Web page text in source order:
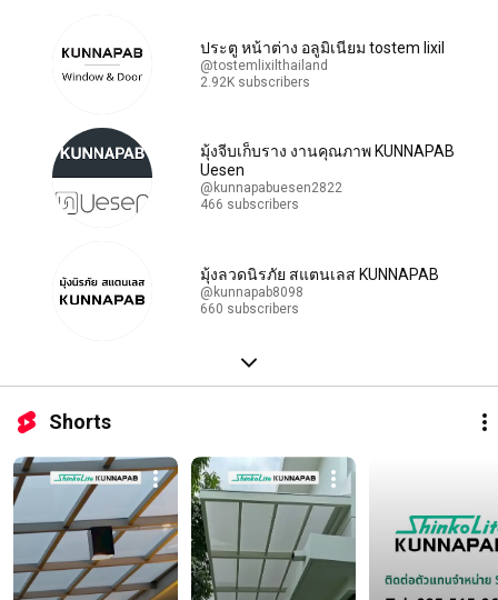
ประตู หน้าต่าง อลูมิเนียม tostem lixil
@tostemlixilthailand
2.92K subscribers
มุ้งจีบเก็บราง งานคุณภาพ KUNNAPAB
Uesen
@kunnapabuesen2822
466 subscribers
มุ้งลวดนิรภัย สแตนเลส KUNNAPAB
@kunnapab8098
660 subscribers
Shorts